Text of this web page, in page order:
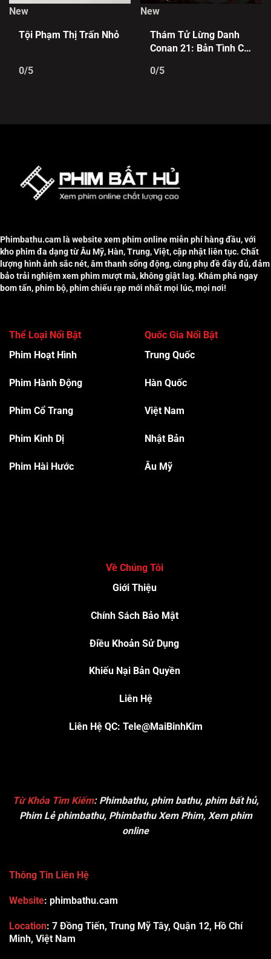
New
Tội Phạm Thị Trấn Nhỏ
0/5
New
Thám Tử Lừng Danh
Conan 21: Bản Tình Ca
0/5
Phimbathu.cam là website xem phim online miễn phí hàng đầu, với
kho phim đa dạng từ Âu Mỹ, Hàn, Trung, Việt, cập nhật liên tục. Chất
lượng hình ảnh sắc nét, âm thanh sống động, cùng phụ đề đầy đủ, đảm
bảo trải nghiệm xem phim mượt mà, không giật lag. Khám phá ngay
bom tấn, phim bộ, phim chiếu rạp mới nhất mọi lúc, mọi nơi!
Thể Loại Nổi Bật
Phim Hoạt Hình
Phim Hành Động
Phim Cổ Trang
Phim Kinh Dị
Phim Hài Hước
Quốc Gia Nổi Bật
Trung Quốc
Hàn Quốc
Việt Nam
Nhật Bản
Âu Mỹ
Về Chúng Tôi
Giới Thiệu
Chính Sách Bảo Mật
Điều Khoản Sử Dụng
Khiếu Nại Bản Quyền
Liên Hệ
Liên Hệ QC: Tele@MaiBinhKim
Từ Khóa Tìm Kiếm:Phimbathu, phim bathu, phim bất hủ,
Phim Lẻ phimbathu, Phimbathu Xem Phim, Xem phim
online
Thông Tin Liên Hệ
Website: phimbathu.cam
Location: 7 Đồng Tiến, Trung Mỹ Tây, Quận 12, Hồ Chí
Minh, Việt Nam